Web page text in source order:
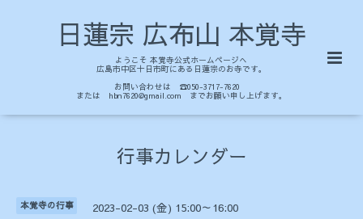
日蓮宗 広布山 本覚寺
ようこそ 本覚寺公式ホームページへ
広島市中区十日市町にある日蓮宗のお寺です。
お問い合わせは ☎050-3717-7620
または hbn7620@gmail.com までお願い申し上げます。
行事カレンダー
本覚寺の行事 2023-02-03 (金) 15:00～16:00